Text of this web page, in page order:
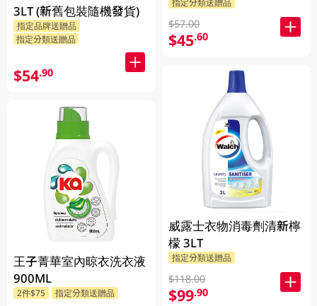
3LT (新舊包裝隨機發貨)
指定品牌送贈品
指定分類送贈品
$54.90
王子菁華室內晾衣洗衣液
900ML
2件$75 指定分類送贈品
$57.00
$45.60
威露士衣物消毒劑清新檸
檬 3LT
指定分類送贈品
$118.00
$99.90